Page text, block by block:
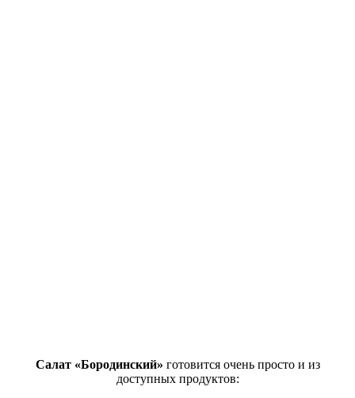
Салат «Бородинский» готовится очень просто и из
доступных продуктов: